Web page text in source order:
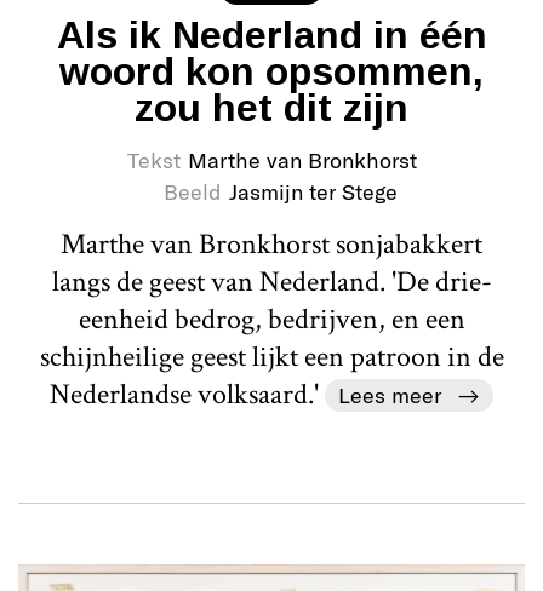
Als ik Nederland in één
woord kon opsommen,
zou het dit zijn
Tekst Marthe van Bronkhorst
Beeld Jasmijn ter Stege
Marthe van Bronkhorst sonjabakkert
langs de geest van Nederland. 'De drie-
eenheid bedrog, bedrijven, en een
schijnheilige geest lijkt een patroon in de
Nederlandse volksaard.'
Lees meer